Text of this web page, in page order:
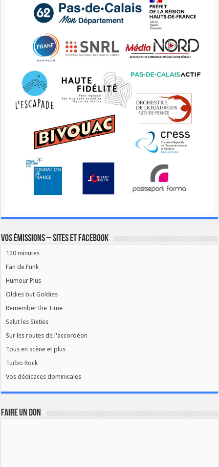
Vos émissions – Sites et Facebook
120 minutes
Fan de Funk
Humour Plus
Oldies but Goldies
Remember the Time
Salut les Sixties
Sur les routes de l'accordéon
Tous en scène et plus
Turbo Rock
Vos dédicaces dominicales
FAIRE UN DON